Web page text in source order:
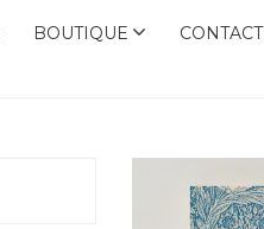
BOUTIQUE CONTACT